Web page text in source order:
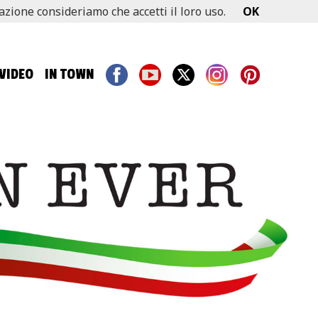
IN TOWN
consideriamo che accetti il loro uso. OK